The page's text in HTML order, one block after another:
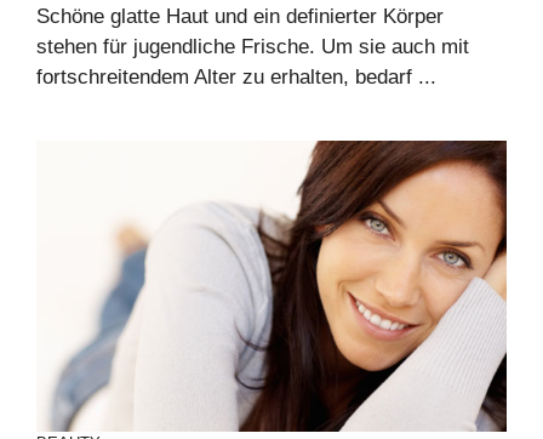
Schöne glatte Haut und ein definierter Körper
stehen für jugendliche Frische. Um sie auch mit
fortschreitendem Alter zu erhalten, bedarf ...